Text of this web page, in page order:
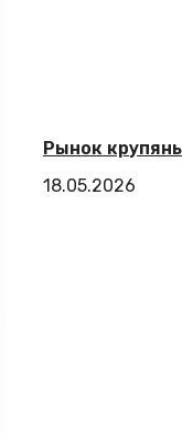
Рынок
18.05.2026